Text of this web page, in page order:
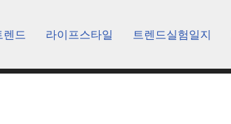
렌드 라이프스타일 트렌드실험일지